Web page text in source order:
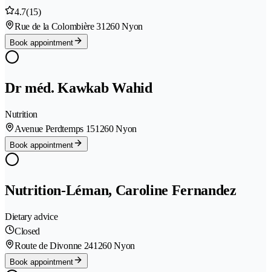
4.7(15)
Rue de la Colombière 31260 Nyon
Book appointment
Dr méd. Kawkab Wahid
Nutrition
Avenue Perdtemps 151260 Nyon
Book appointment
Nutrition-Léman, Caroline Fernandez
Dietary advice
Closed
Route de Divonne 241260 Nyon
Book appointment